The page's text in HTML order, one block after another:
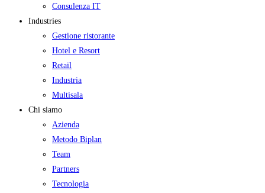
Consulenza IT
Industries
Gestione ristorante
Hotel e Resort
Retail
Industria
Multisala
Chi siamo
Azienda
Metodo Biplan
Team
Partners
Tecnologia